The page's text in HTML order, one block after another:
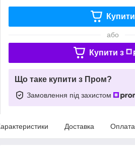
Купити
або
Купити з
Що таке купити з Пром?
Замовлення під захистом
Доставка Оплата